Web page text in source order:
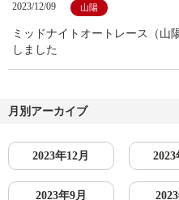
2023/12/09 山陽
ミッドナイトオートレース（山
しました
月別アーカイブ
2023年12月 2023
2023年9月